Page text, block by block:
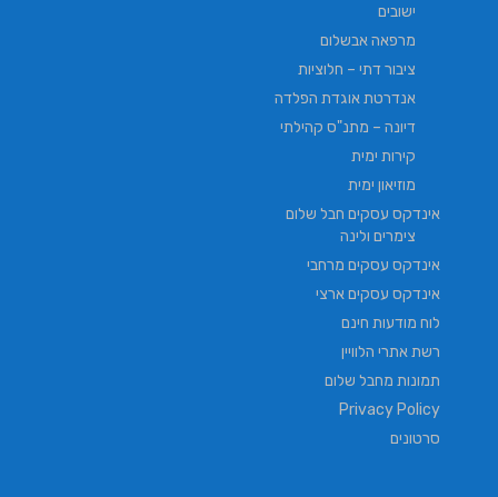
ישובים
מרפאה אבשלום
ציבור דתי – חלוציות
אנדרטת אוגדת הפלדה
דיונה – מתנ"ס קהילתי
קירות ימית
מוזיאון ימית
אינדקס עסקים חבל שלום
צימרים ולינה
אינדקס עסקים מרחבי
אינדקס עסקים ארצי
לוח מודעות חינם
רשת אתרי הלוויין
תמונות מחבל שלום
Privacy Policy
סרטונים